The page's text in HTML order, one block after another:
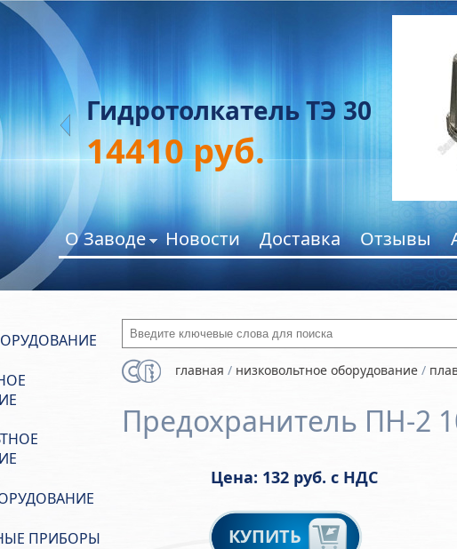
Гидротолкатель ТЭ 30
14410руб.
О Заводе Новости Доставка Отзывы
ПРИБОРЫ
Введите ключевые слова для поиска
главная / низковольтное оборудование/
Предохранитель ПН-2
Цена: 132 руб. с НДС
КУПИТЬ